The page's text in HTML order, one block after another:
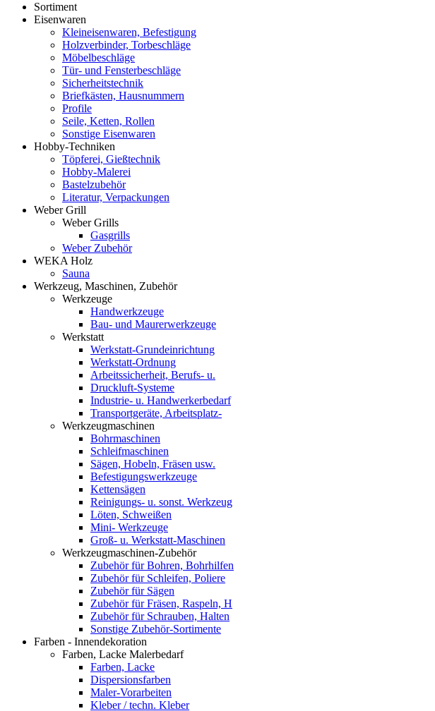
Sortiment
Eisenwaren
Kleineisenwaren, Befestigung
Holzverbinder, Torbeschläge
Möbelbeschläge
Tür- und Fensterbeschläge
Sicherheitstechnik
Briefkästen, Hausnummern
Profile
Seile, Ketten, Rollen
Sonstige Eisenwaren
Hobby-Techniken
Töpferei, Gießtechnik
Hobby-Malerei
Bastelzubehör
Literatur, Verpackungen
Weber Grill
Weber Grills
Gasgrills
Weber Zubehör
WEKA Holz
Sauna
Werkzeug, Maschinen, Zubehör
Werkzeuge
Handwerkzeuge
Bau- und Maurerwerkzeuge
Werkstatt
Werkstatt-Grundeinrichtung
Werkstatt-Ordnung
Arbeitssicherheit, Berufs- u.
Druckluft-Systeme
Industrie- u. Handwerkerbedarf
Transportgeräte, Arbeitsplatz-
Werkzeugmaschinen
Bohrmaschinen
Schleifmaschinen
Sägen, Hobeln, Fräsen usw.
Befestigungswerkzeuge
Kettensägen
Reinigungs- u. sonst. Werkzeug
Löten, Schweißen
Mini- Werkzeuge
Groß- u. Werkstatt-Maschinen
Werkzeugmaschinen-Zubehör
Zubehör für Bohren, Bohrhilfen
Zubehör für Schleifen, Poliere
Zubehör für Sägen
Zubehör für Fräsen, Raspeln, H
Zubehör für Schrauben, Halten
Sonstige Zubehör-Sortimente
Farben - Innendekoration
Farben, Lacke Malerbedarf
Farben, Lacke
Dispersionsfarben
Maler-Vorarbeiten
Kleber / techn. Kleber